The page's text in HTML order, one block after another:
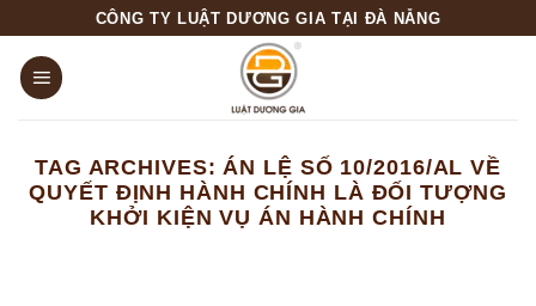
content
CÔNG TY LUẬT DƯƠNG GIA TẠI ĐÀ NẴNG
TAG ARCHIVES:ÁN LỆ SỐ 10/2016/AL VỀ
QUYẾT ĐỊNH HÀNH CHÍNH LÀ ĐỐI TƯỢNG
KHỞI KIỆN VỤ ÁN HÀNH CHÍNH